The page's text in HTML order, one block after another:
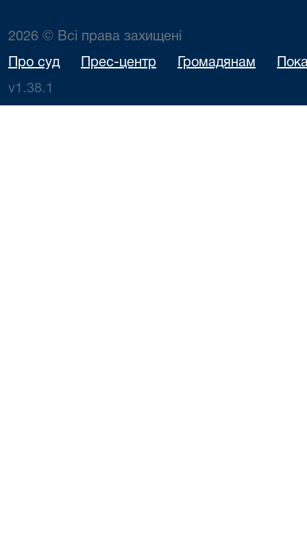
2026 © Всі права захищені
Про суд Прес-центр Громадянам
v1.38.1